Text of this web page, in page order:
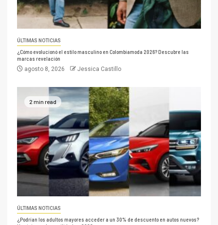
ÚLTIMAS NOTICIAS
¿Cómo evolucionó el estilo masculino en Colombiamoda 2026? Descubre las
marcas revelación
agosto 8, 2026 Jessica Castillo
2 min read
ÚLTIMAS NOTICIAS
¿Podrían los adultos mayores acceder a un 30% de descuento en autos nuevos?